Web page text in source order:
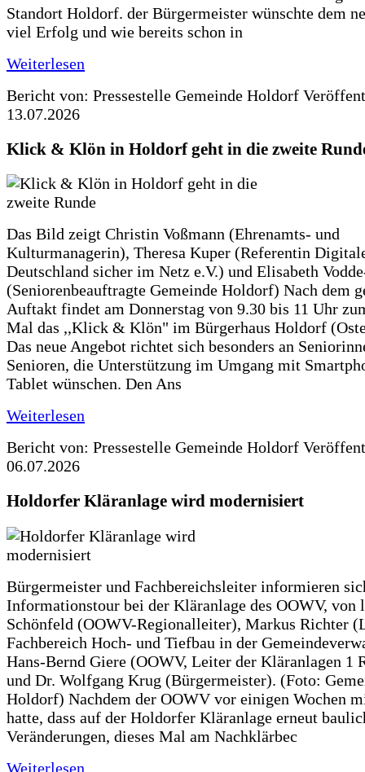
Standort Holdorf. der Bürgermeister wünschte dem
viel Erfolg und wie bereits schon in
Weiterlesen
Bericht von: Pressestelle Gemeinde Holdorf
13.07.2026
Klick & Klön in Holdorf geht in die zweite
Das Bild zeigt Christin Voßmann (Ehrenamts- und
Kulturmanagerin), Theresa Kuper (Referentin
Deutschland sicher im Netz e.V.) und Elisabeth
(Seniorenbeauftragte Gemeinde Holdorf) Nach dem
Auftakt findet am Donnerstag von 9.30 bis 11 Uhr
Mal das ,,Klick & Klön" im Bürgerhaus Holdorf
Das neue Angebot richtet sich besonders an
Senioren, die Unterstützung im Umgang mit
Tablet wünschen. Den Ans
Weiterlesen
Bericht von: Pressestelle Gemeinde Holdorf
06.07.2026
Holdorfer Kläranlage wird modernisiert
Bürgermeister und Fachbereichsleiter informieren
Informationstour bei der Kläranlage des OOWV, von
Schönfeld (OOWV-Regionalleiter), Markus Richter
Fachbereich Hoch- und Tiefbau in der
Hans-Bernd Giere (OOWV, Leiter der Kläranlagen 1
und Dr. Wolfgang Krug (Bürgermeister). (Foto:
Holdorf) Nachdem der OOWV vor einigen Wochen
hatte, dass auf der Holdorfer Kläranlage erneut
Veränderungen, dieses Mal am Nachklärbec
Weiterlesen